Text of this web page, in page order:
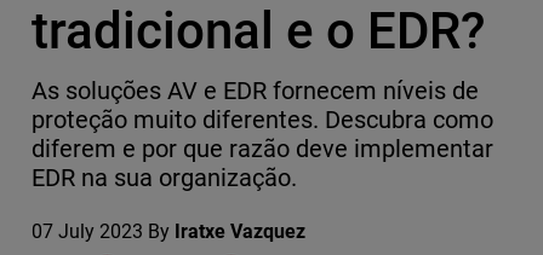
tradicional e o EDR?
As soluções AV e EDR fornecem níveis de
proteção muito diferentes. Descubra como
diferem e por que razão deve implementar
EDR na sua organização.
07 July 2023 By Iratxe Vazquez